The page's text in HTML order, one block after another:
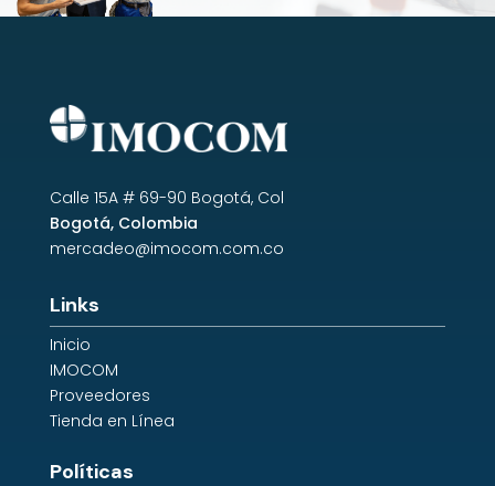
Calle 15A # 69-90 Bogotá, Col
Bogotá, Colombia
mercadeo@imocom.com.co
Links
Inicio
IMOCOM
Proveedores
Tienda en Línea
Políticas